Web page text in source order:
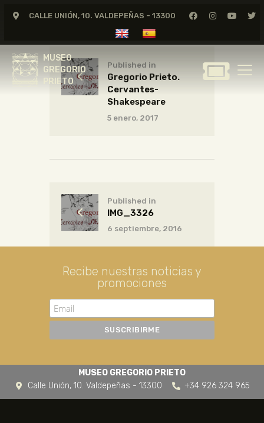
CALLE UNIÓN, 10. VALDEPEÑAS - 13300
MUSEO
GREGORIO
PRIETO
MUSEO
GREGORIO
GREGORIO PRIETO
NOTICIAS
Published in
Gregorio Prieto.
Cervantes-
Shakespeare
5 enero, 2017
Published in
IMG_3326
6 septiembre, 2016
Recibe nuestras noticias y
promociones
MUSEO GREGORIO PRIETO
Calle Unión, 10. Valdepeñas - 13300
+34 926 324 965